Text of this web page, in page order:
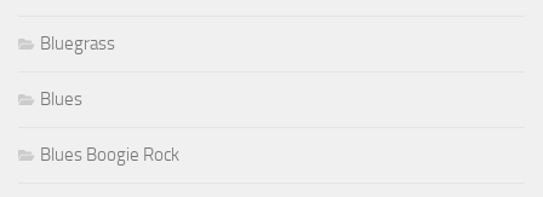
Bluegrass
Blues
Blues Boogie Rock